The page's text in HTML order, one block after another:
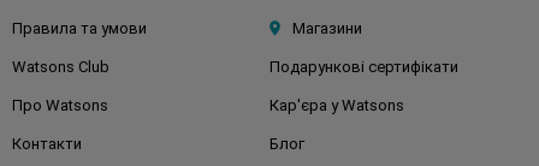
Правила та умови Магазини
Watsons Club Подарункові сертифікати
Про Watsons Кар'єра у Watsons
Контакти Блог